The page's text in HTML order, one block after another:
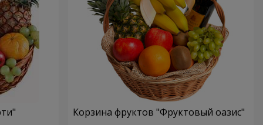
Корзина фруктов "Фруктовый оазис"